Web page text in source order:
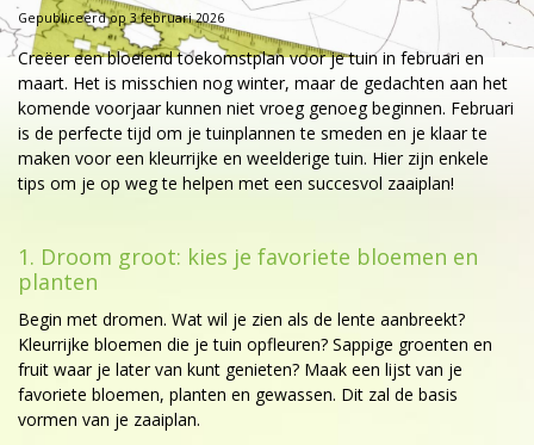
Gepubliceerd op 3 februari 2026
Creëer een bloeiend toekomstplan voor je tuin in februari en
maart. Het is misschien nog winter, maar de gedachten aan het
komende voorjaar kunnen niet vroeg genoeg beginnen. Februari
is de perfecte tijd om je tuinplannen te smeden en je klaar te
maken voor een kleurrijke en weelderige tuin. Hier zijn enkele
tips om je op weg te helpen met een succesvol zaaiplan!
1. Droom groot: kies je favoriete bloemen en
planten
Begin met dromen. Wat wil je zien als de lente aanbreekt?
Kleurrijke bloemen die je tuin opfleuren? Sappige groenten en
fruit waar je later van kunt genieten? Maak een lijst van je
favoriete bloemen, planten en gewassen. Dit zal de basis
vormen van je zaaiplan.